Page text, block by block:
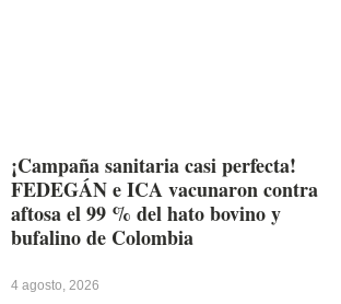
¡Campaña sanitaria casi perfecta!
FEDEGÁN e ICA vacunaron contra
aftosa el 99 % del hato bovino y
bufalino de Colombia
4 agosto, 2026